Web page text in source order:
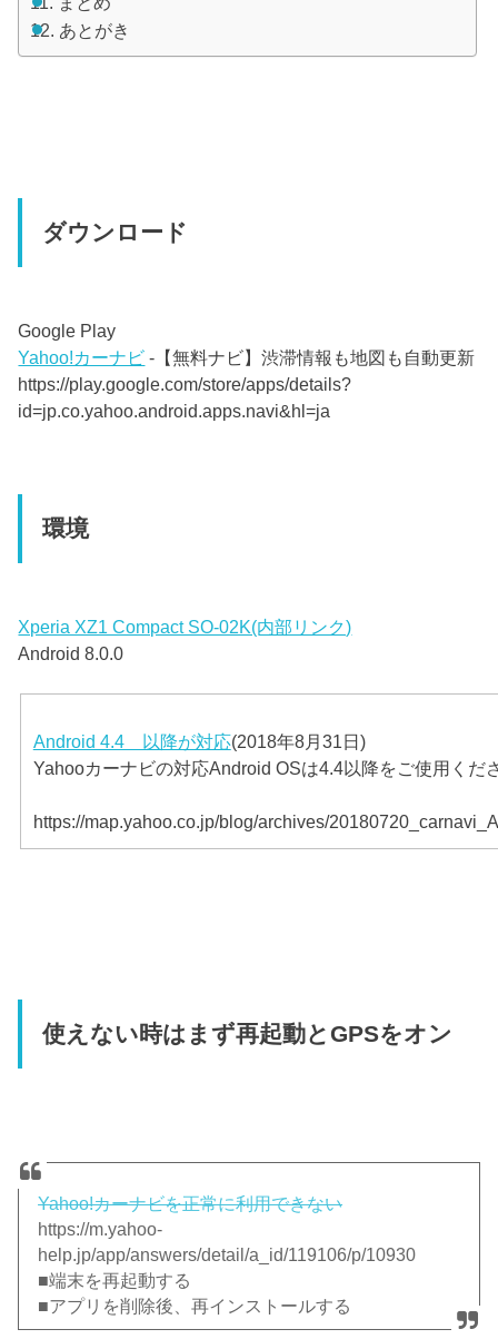
あとがき
ダウンロード
Google Play
Yahoo!カーナビ -【無料ナビ】渋滞情報も地図も自動更新
https://play.google.com/store/apps/details?
id=jp.co.yahoo.android.apps.navi&hl=ja
環境
Xperia XZ1 Compact SO-02K(内部リンク)
Android 8.0.0
Android 4.4 以降が対応(2018年8月31日)
Yahooカーナビの対応Android OSは4.4以降をご使用くだ
https://map.yahoo.co.jp/blog/archives/
使えない時はまず再起動とGPSをオン
Yahoo!カーナビを正常に利用できない
https://m.yahoo-
help.jp/app/answers/detail/a_id/119106/p/10930
■端末を再起動する
■アプリを削除後、再インストールする